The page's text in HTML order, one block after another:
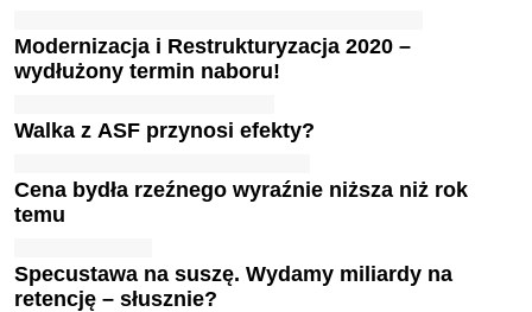
Modernizacja i Restrukturyzacja 2020 –
wydłużony termin naboru!
Walka z ASF przynosi efekty?
Cena bydła rzeźnego wyraźnie niższa niż rok
temu
Specustawa na suszę. Wydamy miliardy na
retencję – słusznie?